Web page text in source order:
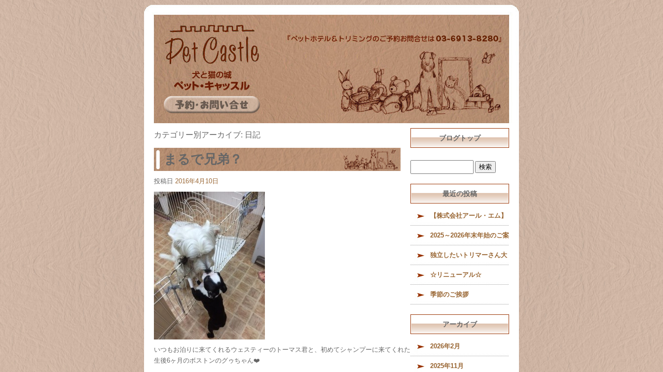
カテゴリー別アーカイブ: 日記
まるで兄弟？
投稿日 2016年4月10日
いつもお泊りに来てくれるウェスティーのトーマス君と、初めてシャンプーに来てくれた
生後6ヶ月のボストンのグゥちゃん❤️
ブログトップ
最近の投稿
【株式会社アール・エム】
メール設定確認のお願い
（有限会社ペットキャッス
ル様）
2025～2026年末年始のご案
内
独立したいトリマーさん大
募集！
☆リニューアル☆
季節のご挨拶
アーカイブ
2026年2月
2025年11月